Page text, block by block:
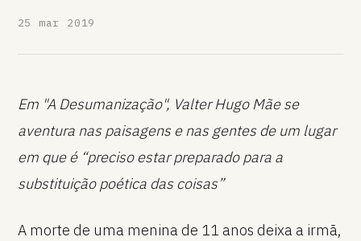
25 mar 2019
Em "A Desumanização", Valter Hugo Mãe se
aventura nas paisagens e nas gentes de um lugar
em que é “preciso estar preparado para a
substituição poética das coisas”
A morte de uma menina de 11 anos deixa a irmã,